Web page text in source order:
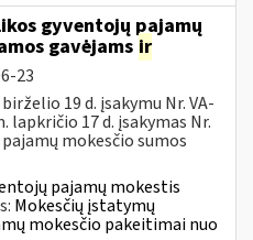
gyventojų pajamų
gavėjams ir
23
19 d. įsakymu Nr. VA-
lapkričio 17 d. įsakymas Nr.
mokesčio sumos
pajamų mokestis
Mokesčių įstatymų
mokesčio pakeitimai nuo